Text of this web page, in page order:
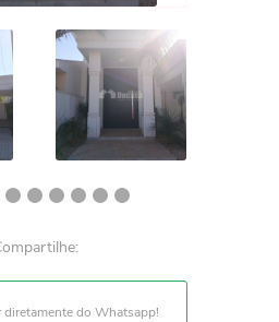
diretamente do Whatsapp!